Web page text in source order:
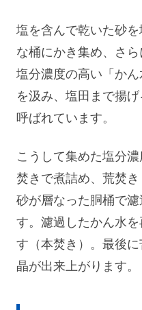
塩を含んで乾いた砂
な桶にかき集め、さ
塩分濃度の高い「か
を汲み、塩田まで揚
呼ばれています。
こうして集めた塩分
焚きで煮詰め、荒焚き
砂が層なった胴桶で
す。濾過したかん水
す（本焚き）。最後
晶が出来上がります。